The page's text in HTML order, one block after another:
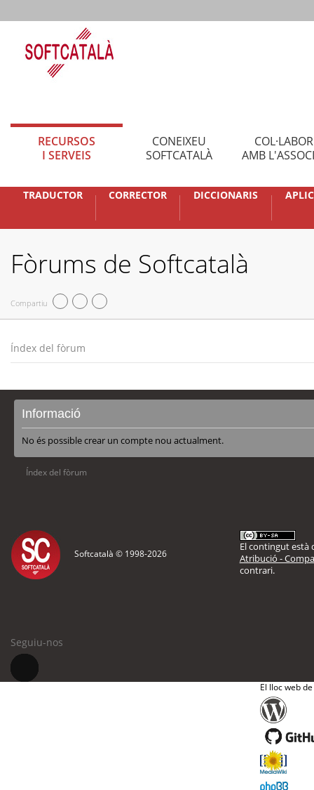
RECURSOS
I SERVEIS
CONEIXEU
SOFTCATALÀ
AMB
TRADUCTOR CORRECTOR DICCIONARIS
Fòrums de Softcatalà
Compartiu
Índex del fòrum
Informació
No és possible crear un compte nou actualment.
Índex del fòrum
Softcatalà © 1998-2026
El contingut està
Atribució -
contrari.
Seguiu-nos
El lloc web